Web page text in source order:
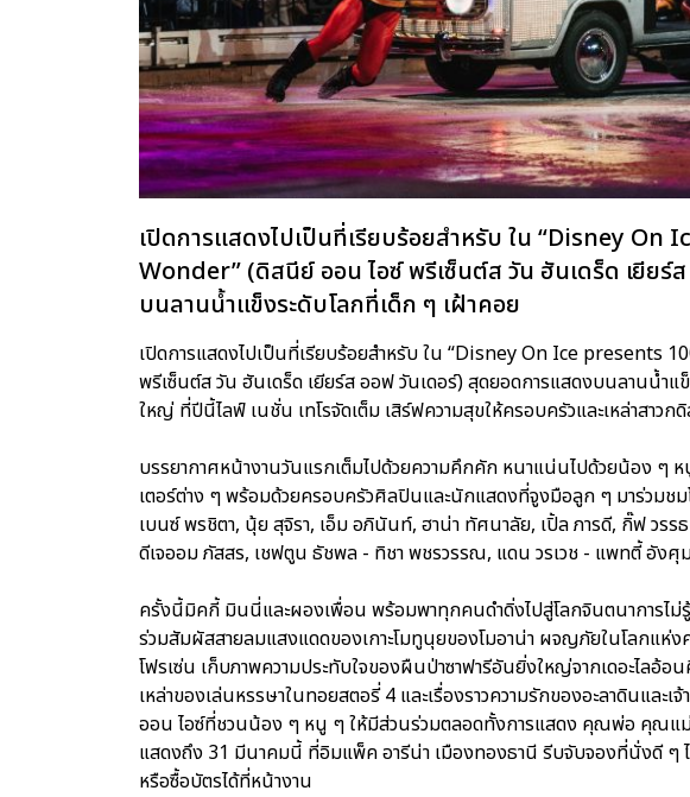
เปิดการแสดงไปเป็นที่เรียบร้อยสำหรับ ใน “Disney
Wonder” (ดิสนีย์ ออน ไอซ์ พรีเซ็นต์ส วัน ฮันเดร็ด เยียร์
บนลานน้ำแข็งระดับโลกที่เด็ก ๆ เฝ้าคอย
เปิดการแสดงไปเป็นที่เรียบร้อยสำหรับ ใน “Disney On Ice presents
พรีเซ็นต์ส วัน ฮันเดร็ด เยียร์ส ออฟ วันเดอร์) สุดยอดการแสดงบนลานน้ำแ
ใหญ่ ที่ปีนี้ไลฟ์ เนชั่น เทโรจัดเต็ม เสิร์ฟความสุขให้ครอบครัวและเหล่าสาว
บรรยากาศหน้างานวันแรกเต็มไปด้วยความคึกคัก หนาแน่นไปด้วยน้อง ๆ
เตอร์ต่าง ๆ พร้อมด้วยครอบครัวศิลปินและนักแสดงที่จูงมือลูก ๆ มาร่วมช
เบนซ์ พรชิตา, นุ้ย สุจิรา, เอ็ม อภินันท์, ฮาน่า ทัศนาลัย, เปิ้ล ภารดี, กิ๊ฟ วร
ดีเจออม ภัสสร, เชฟตูน ธัชพล - ทิชา พชรวรรณ, แดน วรเวช - แพทตี้ อังศุ
ครั้งนี้มิคกี้ มินนี่และผองเพื่อน พร้อมพาทุกคนดำดิ่งไปสู่โลกจินตนาการไ
ร่วมสัมผัสสายลมแสงแดดของเกาะโมทูนุยของโมอาน่า ผจญภัยในโลกแห่ง
โฟรเซ่น เก็บภาพความประทับใจของผืนป่าซาฟารีอันยิ่งใหญ่จากเดอะไลอ้
เหล่าของเล่นหรรษาในทอยสตอรี่ 4 และเรื่องราวความรักของอะลาดินแ
ออน ไอซ์ที่ชวนน้อง ๆ หนู ๆ ให้มีส่วนร่วมตลอดทั้งการแสดง คุณพ่อ คุณแ
แสดงถึง 31 มีนาคมนี้ ที่อิมแพ็ค อารีน่า เมืองทองธานี รีบจับจองที่นั่งดี
หรือซื้อบัตรได้ที่หน้างาน